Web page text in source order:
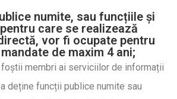
numite, sau funcțiile și
care se realizează
vor fi ocupate pentru
de maxim 4 ani;
membri ai serviciilor de informații
deține funcții publice numite sau